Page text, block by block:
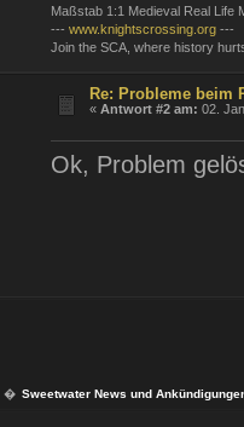
Maßstab 1:1 Medieval Real Life
--- www.knightscrossing.org---
Join the SCA, where history
Re: Probleme beim
«Antwort #2 am: 02.
Ok, Problem
� Sweetwater News und